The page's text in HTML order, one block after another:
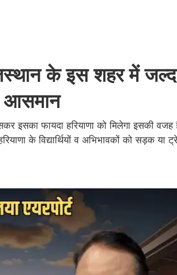
के इस शहर में जल्द
आसमान
इसका फायदा हरियाणा को मिलेगा इसकी वजह
के विद्यार्थियों व अभिभावकों को सड़क या